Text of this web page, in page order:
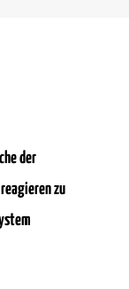
der
zu